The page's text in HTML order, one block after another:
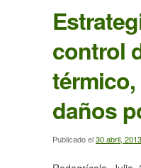
control
daños
Publicado el30 abril, 2013